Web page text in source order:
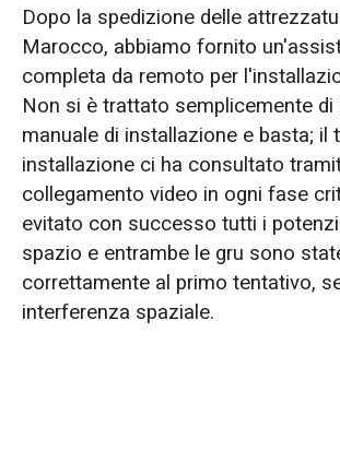
Dopo la spedizione delle
Marocco, abbiamo fornito
completa da remoto per
Non si è trattato semplicemente di
manuale di installazione e basta; il
installazione ci ha consultato
collegamento video in ogni fase
evitato con successo tutti i
spazio e entrambe le gru sono
correttamente al primo tentativo,
interferenza spaziale.